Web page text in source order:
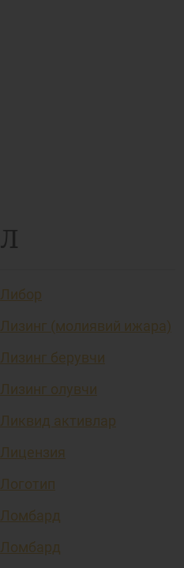
Л
Либор
Лизинг (молиявий ижара)
Лизинг берувчи
Лизинг олувчи
Ликвид активлар
Лицензия
Логотип
Ломбард
Ломбард